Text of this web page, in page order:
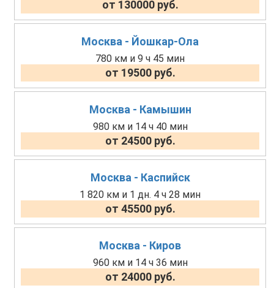
от 130000 руб.
Москва - Йошкар-Ола
780 км и 9 ч 45 мин
от 19500 руб.
Москва - Камышин
980 км и 14 ч 40 мин
от 24500 руб.
Москва - Каспийск
1 820 км и 1 дн. 4 ч 28 мин
от 45500 руб.
Москва - Киров
960 км и 14 ч 36 мин
от 24000 руб.